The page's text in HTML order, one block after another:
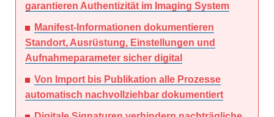
garantieren Authentizität im Imaging System
Manifest-Informationen dokumentieren
Standort, Ausrüstung, Einstellungen und
Aufnahmeparameter sicher digital
Von Import bis Publikation alle Prozesse
automatisch nachvollziehbar dokumentiert